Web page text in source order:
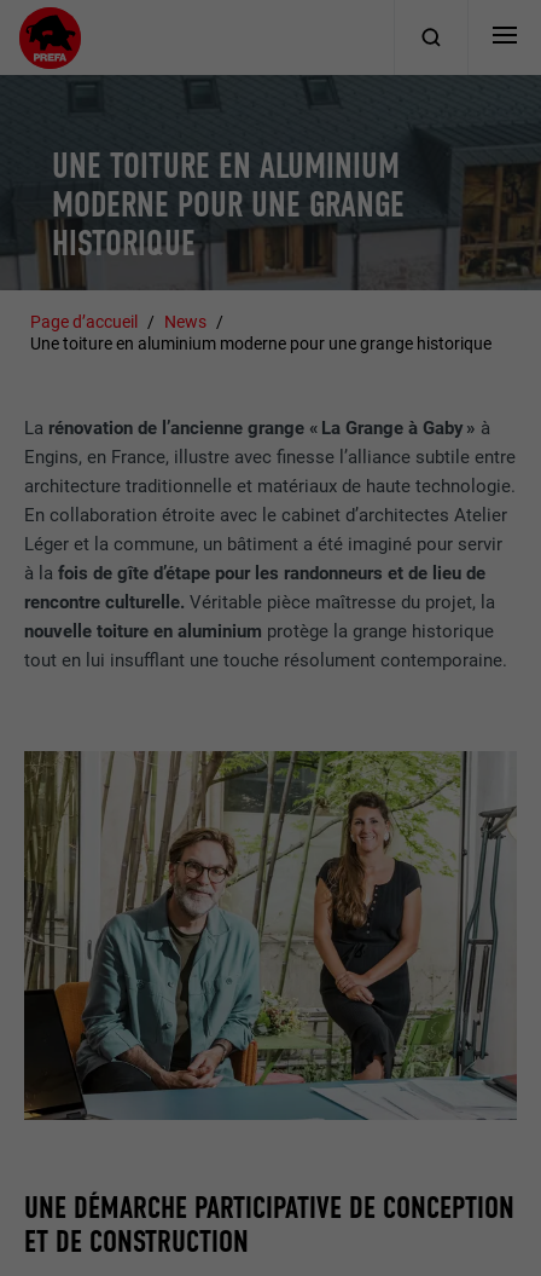
UNE TOITURE EN ALUMINIUM
MODERNE POUR UNE GRANGE
HISTORIQUE
Page d’accueil
News
Une toiture en aluminium moderne pour une grange historique
La rénovation de l’ancienne grange « La Grange à Gaby » à
Engins, en France, illustre avec finesse l’alliance subtile entre
architecture traditionnelle et matériaux de haute technologie.
En collaboration étroite avec le cabinet d’architectes Atelier
Léger et la commune, un bâtiment a été imaginé pour servir
à lafois de gîte d’étape pour les randonneurs et de lieu de
rencontre culturelle. Véritable pièce maîtresse du projet, la
nouvelle toiture en aluminium protège la grange historique
tout en lui insufflant une touche résolument contemporaine.
UNE DÉMARCHE PARTICIPATIVE DE CONCEPTION
ET DE CONSTRUCTION